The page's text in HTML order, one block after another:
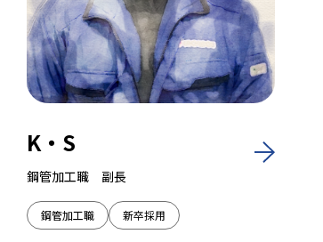
K・S
鋼管加工職 副長
鋼管加工職 新卒採用